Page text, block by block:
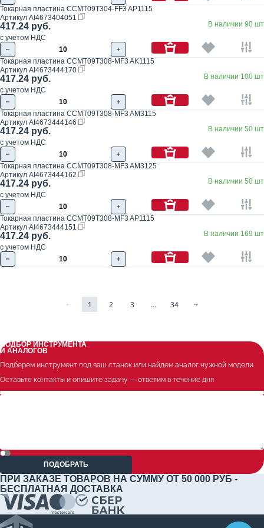
Токарная пластина CCMT09T304-FF3 AP1115
Артикул AI4673404051
417.24 руб.
с учетом НДС
В наличии 90 шт
Токарная пластина CCMT09T308-MF3 AK1115
Артикул AI4673444170
417.24 руб.
с учетом НДС
В наличии 100 шт
Токарная пластина CCMT09T308-MF3 AM3115
Артикул AI4673444146
417.24 руб.
с учетом НДС
В наличии 50 шт
Токарная пластина CCMT09T308-MF3 AM3125
Артикул AI4673444162
417.24 руб.
с учетом НДС
В наличии 50 шт
Токарная пластина CCMT09T308-MF3 AP1115
Артикул AI4673444151
417.24 руб.
с учетом НДС
В наличии 169 шт
1 2 3 ... 34
ПОДБОР ИНСТРУМЕНТА
И АНАЛОГОВ
Подберем инструмент под ваш станок или найдем аналог нужной модели.
Оставьте контакты и опишите задачу — ответим в течение дня
ПОДОБРАТЬ
ПРИ ЗАКАЗЕ ТОВАРОВ НА СУММУ ОТ 50 000 РУБ -
БЕСПЛАТНАЯ ДОСТАВКА